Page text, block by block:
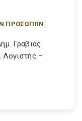
ΠΡΟΣΩΠΩΝ
Γραβιάς
Λογιστής –